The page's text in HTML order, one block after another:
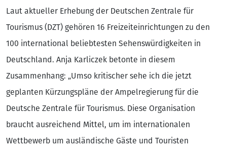
Laut aktueller Erhebung der Deutschen Zentrale für
Tourismus (DZT) gehören 16 Freizeiteinrichtungen zu den
100 international beliebtesten Sehenswürdigkeiten in
Deutschland. Anja Karliczek betonte in diesem
Zusammenhang: „Umso kritischer sehe ich die jetzt
geplanten Kürzungspläne der Ampelregierung für die
Deutsche Zentrale für Tourismus. Diese Organisation
braucht ausreichend Mittel, um im internationalen
Wettbewerb um ausländische Gäste und Touristen